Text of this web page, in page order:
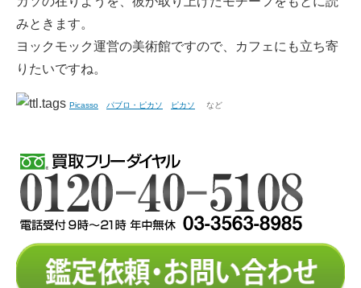
みときます。
ヨックモック運営の美術館ですので、カフェにも立ち寄
りたいですね。
Picasso パブロ・ピカソ ピカソ など